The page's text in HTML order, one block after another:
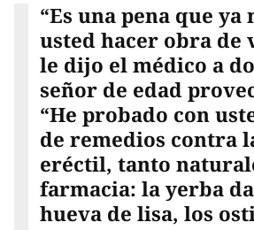
“Es una pena que ya
usted hacer obra de
le dijo el médico a
señor de edad
“He probado con
de remedios contra
eréctil, tanto
farmacia: la yerba
hueva de lisa, los